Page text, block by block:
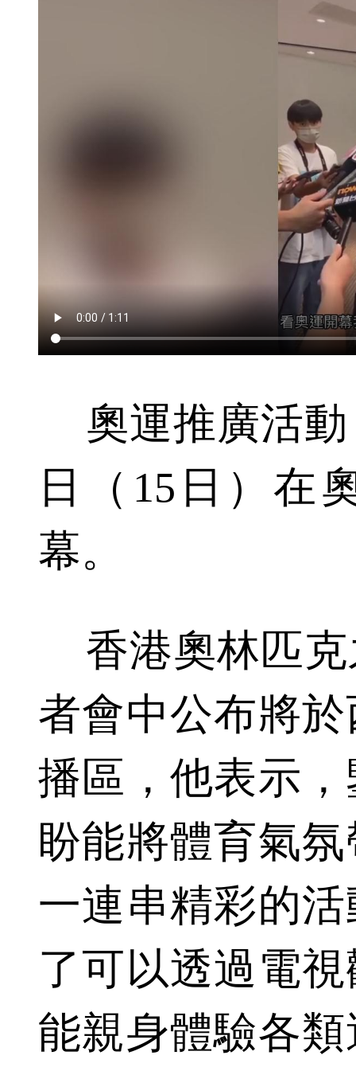
奧運推廣活動
日（15日）在
幕。
香港奧林匹克
者會中公布將
播區，他表示
盼能將體育氣
一連串精彩的
了可以透過電
能親身體驗各